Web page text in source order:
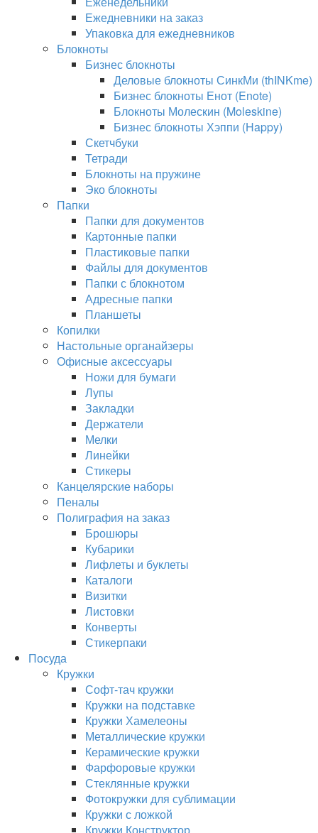
Ежедневники на заказ
Упаковка для ежедневников
Блокноты
Бизнес блокноты
Деловые блокноты СинкМи (thINKme)
Бизнес блокноты Енот (Enote)
Блокноты Молескин (Moleskine)
Бизнес блокноты Хэппи (Happy)
Скетчбуки
Тетради
Блокноты на пружине
Эко блокноты
Папки
Папки для документов
Картонные папки
Пластиковые папки
Файлы для документов
Папки с блокнотом
Адресные папки
Планшеты
Копилки
Настольные органайзеры
Офисные аксессуары
Ножи для бумаги
Лупы
Закладки
Держатели
Мелки
Линейки
Стикеры
Канцелярские наборы
Пеналы
Полиграфия на заказ
Брошюры
Кубарики
Лифлеты и буклеты
Каталоги
Визитки
Листовки
Конверты
Стикерпаки
Посуда
Кружки
Софт-тач кружки
Кружки на подставке
Кружки Хамелеоны
Металлические кружки
Керамические кружки
Фарфоровые кружки
Стеклянные кружки
Фотокружки для сублимации
Кружки с ложкой